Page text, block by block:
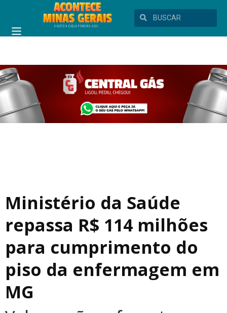
Ministério da Saúde
repassa R$ 114 milhões
para cumprimento do
piso da enfermagem em
MG